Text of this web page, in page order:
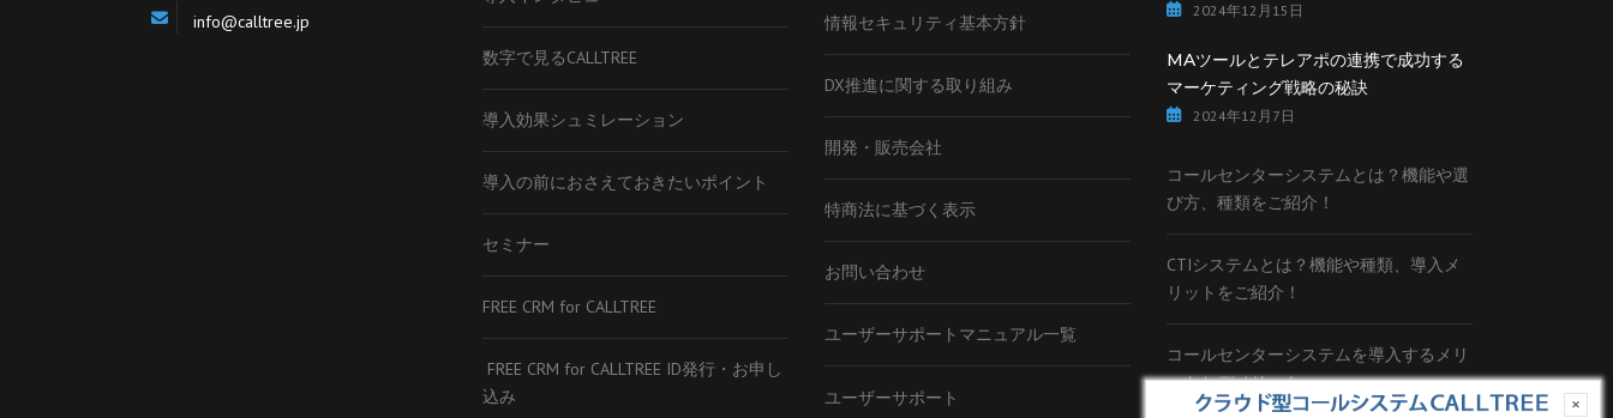
info@calltree.jp
数字で見るCALLTREE
導入効果シュミレーション
導入の前におさえておきたいポイント
セミナー
FREE CRM for CALLTREE
FREE CRM for CALLTREE ID発行・お申し
込み
情報セキュリティ基本方針
DX推進に関する取り組み
開発・販売会社
特商法に基づく表示
お問い合わせ
ユーザーサポートマニュアル一覧
ユーザーサポート
2024年12月15日
MAツールとテレアポの連携で成功する
マーケティング戦略の秘訣
2024年12月7日
コールセンターシステムとは？機能や選
び方、種類をご紹介！
CTIシステムとは？機能や種類、導入メ
リットをご紹介！
コールセンターシステムを導入するメリ
ットとデメリット
×